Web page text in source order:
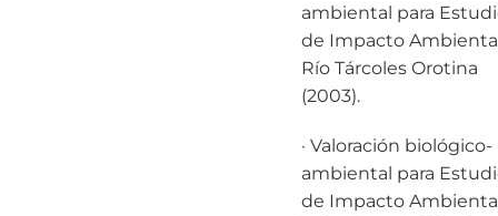
ambiental para
de Impacto
Río Tárcoles Orotina
(2003).
· Valoración biológico-
ambiental para
de Impacto